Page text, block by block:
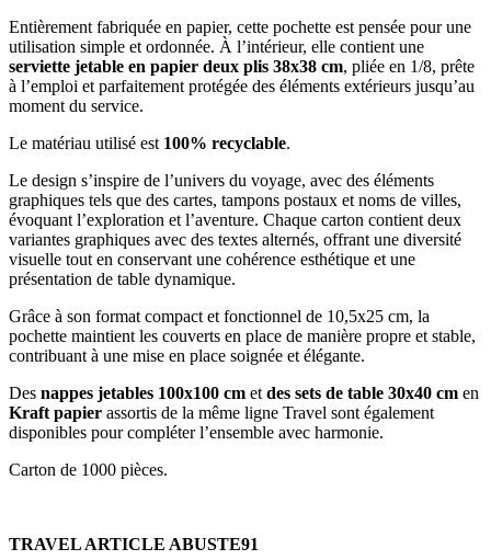
Entièrement fabriquée en papier, cette pochette est pensée pour une
utilisation simple et ordonnée. À l’intérieur, elle contient une
serviette jetable en papier deux plis 38x38 cm, pliée en 1/8, prête
à l’emploi et parfaitement protégée des éléments extérieurs jusqu’au
moment du service.
Le matériau utilisé est 100% recyclable.
Le design s’inspire de l’univers du voyage, avec des éléments
graphiques tels que des cartes, tampons postaux et noms de villes,
évoquant l’exploration et l’aventure. Chaque carton contient deux
variantes graphiques avec des textes alternés, offrant une diversité
visuelle tout en conservant une cohérence esthétique et une
présentation de table dynamique.
Grâce à son format compact et fonctionnel de 10,5x25 cm, la
pochette maintient les couverts en place de manière propre et stable,
contribuant à une mise en place soignée et élégante.
Des nappes jetables 100x100 cm et des sets de table 30x40 cm en
Kraft papier assortis de la même ligne Travel sont également
disponibles pour compléter l’ensemble avec harmonie.
Carton de 1000 pièces.
TRAVEL ARTICLE ABUSTE91